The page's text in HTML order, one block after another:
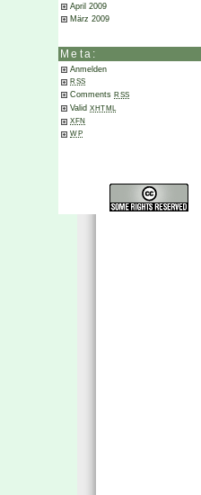
April 2009
März 2009
Meta:
Anmelden
RSS
Comments RSS
Valid XHTML
XFN
WP